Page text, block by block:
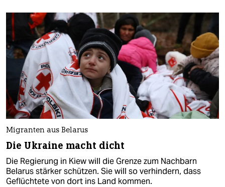
Migranten aus Belarus
Die Ukraine macht dicht
Die Regierung in Kiew will die Grenze zum Nachbarn
Belarus stärker schützen. Sie will so verhindern, dass
Geflüchtete von dort ins Land kommen.